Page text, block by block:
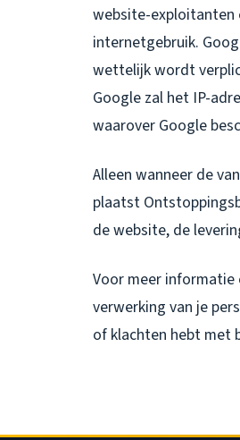
website-exploitanten
internetgebruik.
wettelijk wordt
Google zal het IP-
waarover Google
Alleen wanneer de
plaatst
de website, de
Voor meer informatie
verwerking van je
of klachten hebt met